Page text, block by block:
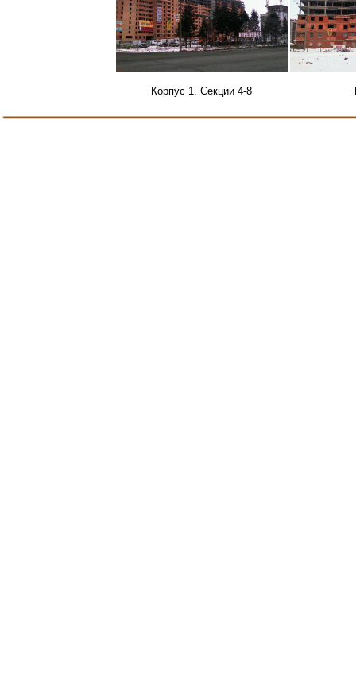
Корпус 1. Секции 4-8